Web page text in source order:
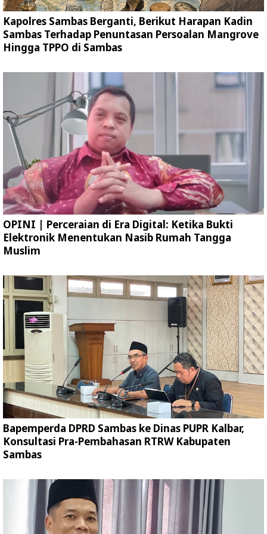
Kapolres Sambas Berganti, Berikut Harapan Kadin
Sambas Terhadap Penuntasan Persoalan Mangrove
Hingga TPPO di Sambas
OPINI | Perceraian di Era Digital: Ketika Bukti
Elektronik Menentukan Nasib Rumah Tangga
Muslim
Bapemperda DPRD Sambas ke Dinas PUPR Kalbar,
Konsultasi Pra-Pembahasan RTRW Kabupaten
Sambas